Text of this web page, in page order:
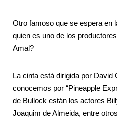
Otro famoso que se espera en
quien es uno de los
Amal?
La cinta está dirigida por David
conocemos por “Pineapple
de Bullock están los actores
Joaquim de Almeida, entre